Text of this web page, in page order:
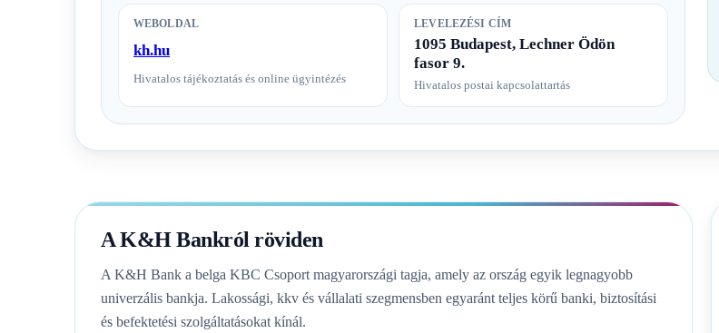
WEBOLDAL
kh.hu
Hivatalos tájékoztatás és online ügyintézés
LEVELEZÉSI CÍM
1095 Budapest, Lechner Ödön
fasor 9.
Hivatalos postai kapcsolattartás
A K&H Bankról röviden
A K&H Bank a belga KBC Csoport magyarországi tagja, amely az ország egyik legnagyobb
univerzális bankja. Lakossági, kkv és vállalati szegmensben egyaránt teljes körű banki, biztosítási
és befektetési szolgáltatásokat kínál.